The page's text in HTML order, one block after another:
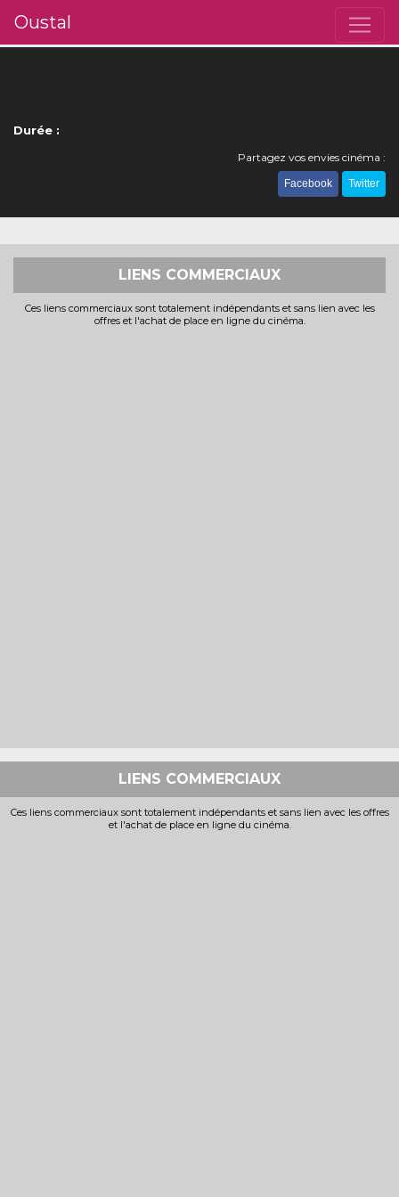
Oustal
Durée :
Partagez vos envies cinéma :
Facebook Twitter
LIENS COMMERCIAUX
Ces liens commerciaux sont totalement indépendants et sans lien avec les
offres et l'achat de place en ligne du cinéma.
LIENS COMMERCIAUX
Ces liens commerciaux sont totalement indépendants et sans lien avec les offres
et l'achat de place en ligne du cinéma.